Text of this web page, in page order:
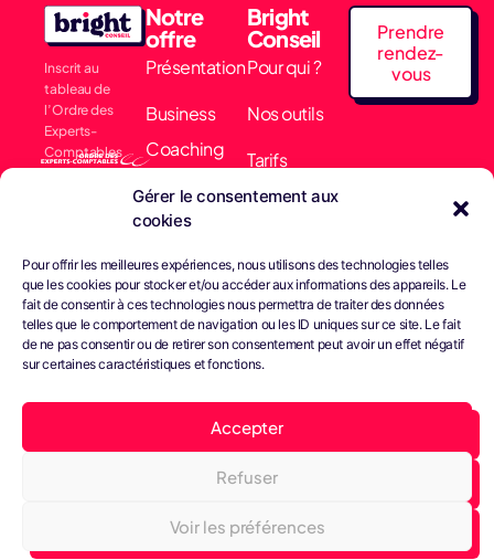
Gérer le consentement aux
cookies
Pour offrir les meilleures expériences, nous utilisons des technologies telles
que les cookies pour stocker et/ou accéder aux informations des appareils. Le
fait de consentir à ces technologies nous permettra de traiter des données
telles que le comportement de navigation ou les ID uniques sur ce site. Le fait
de ne pas consentir ou de retirer son consentement peut avoir un effet négatif
sur certaines caractéristiques et fonctions.
Accepter
Refuser
Voir les préférences
Inscrit au
tableau de
l’Ordre des
Experts-
Comptables
Notre
offre
Présentation
Business
Coaching
Comptabilité
& Finance
Conseils &
Gestion
Juridique
Bright Paie
Bright
Conseil
Pour qui ?
Nos outils
Tarifs
Actualités
contacter
Prendre
rendez-
vous
Conditions générales
Web Design John Brightman Agency